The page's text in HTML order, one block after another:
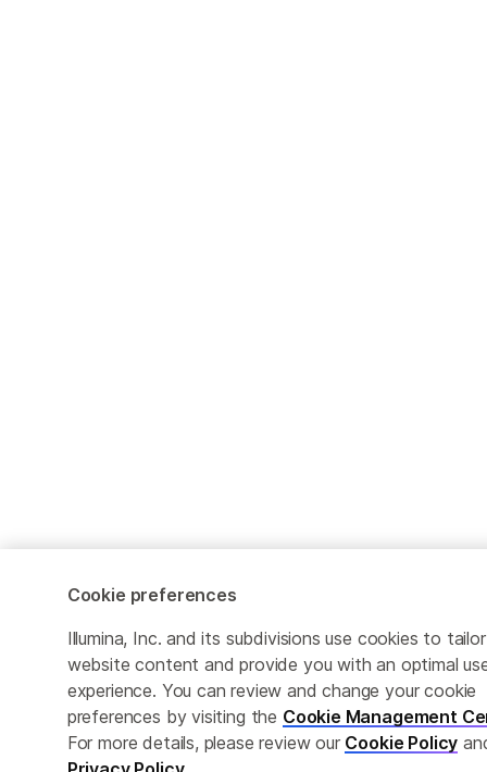
Cookie preferences
Illumina, Inc. and its subdivisions use cookies to tailor
website content and provide you with an optimal
experience. You can review and change your cookie
preferences by visiting the Cookie Management
For more details, please review our Cookie Policy